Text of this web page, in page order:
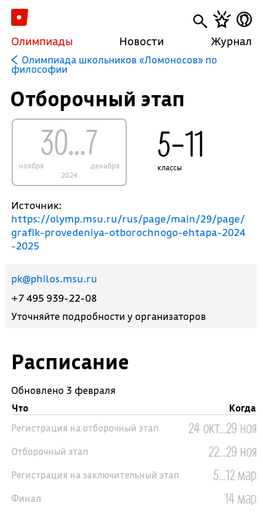
Олимпиады Новости Журнал
Олимпиада школьников «Ломоносов» по
философии
Расписание
Обновлено 3 февраля
Что
Когда
Регистрация на отборочный этап
24 окт...29 ноя
Отборочный этап 22...29 ноя
Регистрация на заключительный этап 5...12 мар
Финал 14 мар
Отборочный этап
30...7
ноября
декабря
2024
5–11
классы
Источник:
https://olymp.msu.ru/rus/page/main/29/page/
grafik-provedeniya-otborochnogo-ehtapa-2024
-2025
pk@philos.msu.ru
+7 495 939-22-08
Уточняйте подробности у организаторов